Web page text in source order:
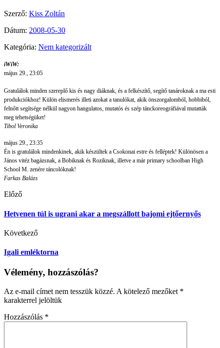
Szerző: Kiss Zoltán
Dátum: 2008-05-30
Kategória: Nem kategorizált
iWiW:
május 29., 23:05
Gratulálok minden szereplő kis és nagy diáknak, és a felkészítő, segítő tanároknak a ma esti
produkciókhoz! Külön elismerés illeti azokat a tanulókat, akik önszorgalomból, hobbiból,
felnőtt segítsége nélkül nagyon hangulatos, mutatós és szép tánckoreográfiával mutatták
meg tehetségüket!
Tibol Veronika
május 29., 23:35
Én is gratulálok mindenkinek, akik készültek a Csokonai estre és felléptek! Különösen a
János vitéz bagázsnak, a Bobiknak és Roziknak, illetve a már primary schoolban High
School M. zenére táncolóknak!
Farkas Balázs
Előző
Hetvenen túl is ugrani akar a megszállott bajomi ejtőernyős
Következő
Igali emléktorna
Vélemény, hozzászólás?
Az e-mail címet nem tesszük közzé. A kötelező mezőket *
karakterrel jelöltük
Hozzászólás *